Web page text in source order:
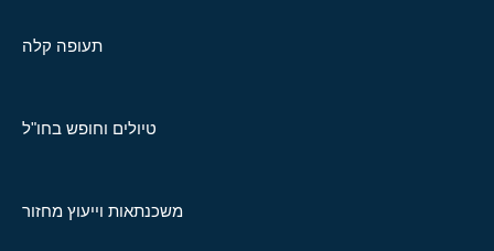
תעופה קלה
טיולים וחופש בחו"ל
משכנתאות וייעוץ מחזור